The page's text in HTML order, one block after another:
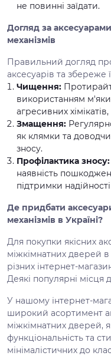
не повинні заїдати.
Догляд за
механізмів
Правильний догляд
аксесуарів та збереже
Чищення:
використанням
агресивних
Змащення:
як клямки та
зносу.
Профілактика зносу:
наявність
підтримки
Де придбати
механізмів в Україні?
Для покупки якісних
міжкімнатних дверей
різних інтернет-
Деякі популярні місця
У нашому інтернет-
широкий асортимент
міжкімнатних дверей,
функціональність та
мінімалістичних до